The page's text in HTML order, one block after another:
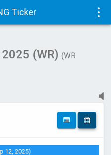
Ticker
(WR) (WR
12, 2025)